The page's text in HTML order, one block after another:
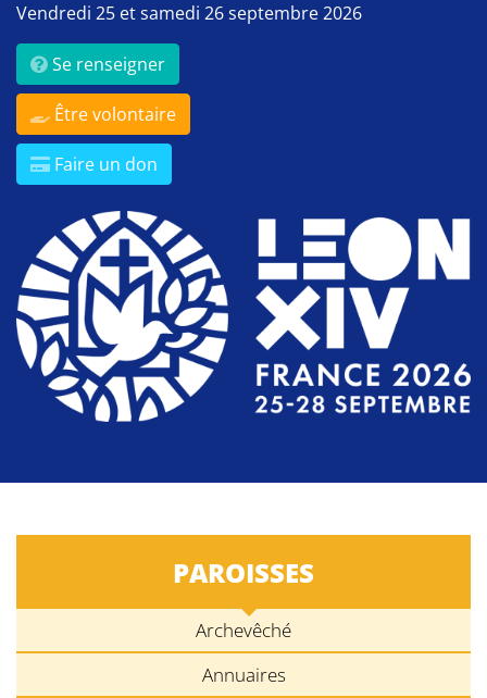
Vendredi 25 et samedi 26 septembre 2026
Se renseigner
Être volontaire
Faire un don
PAROISSES
Archevêché
Annuaires